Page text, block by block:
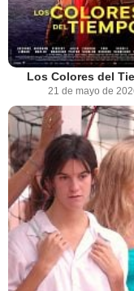
Los Colores del
21 de mayo de